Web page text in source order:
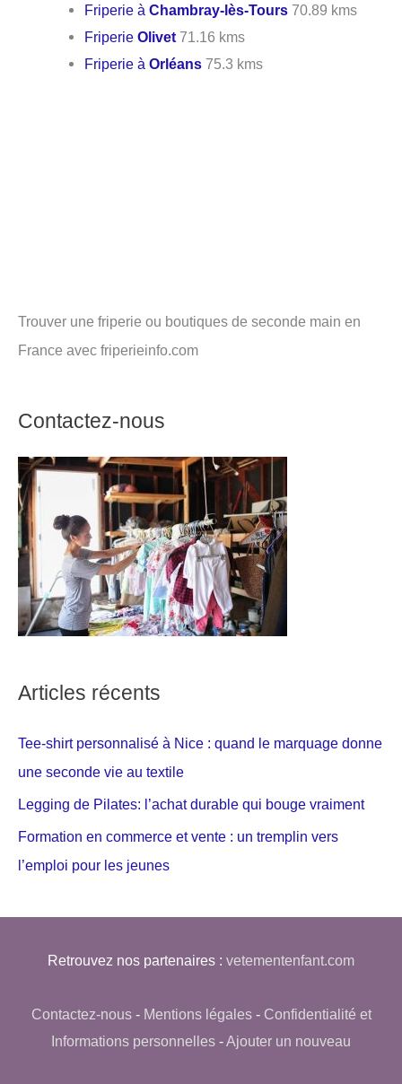
Friperie àChambray-lès-Tours 70.89 kms
FriperieOlivet 71.16 kms
Friperie àOrléans 75.3 kms
Trouver une friperie ou boutiques de seconde main en
France avec friperieinfo.com
Contactez-nous
Articles récents
Tee-shirt personnalisé à Nice : quand le marquage donne
une seconde vie au textile
Legging de Pilates: l’achat durable qui bouge vraiment
Formation en commerce et vente : un tremplin vers
l’emploi pour les jeunes
Retrouvez nos partenaires : vetementenfant.com
Contactez-nous- Mentions légales- Confidentialité et
Informations personnelles -Ajouter un nouveau